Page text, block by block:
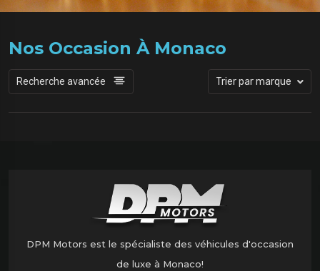
Nos Occasion À Monaco
Trier par marque
Recherche avancée
DPM Motors est le spécialiste des véhicules d'occasion
de luxe à Monaco!